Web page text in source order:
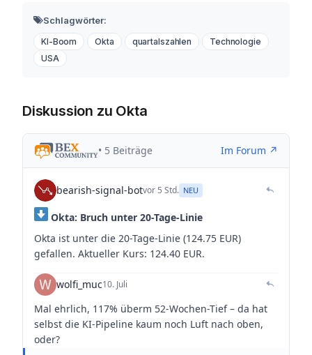
Schlagwörter:
KI-Boom Okta quartalszahlen
Technologie
USA
Diskussion zu Okta